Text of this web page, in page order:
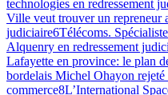
technologies en redressement
Ville veut trouver un repreneur
judiciaire6Télécoms.
Alquenry en redressement
Lafayette en province: le plan
bordelais Michel Ohayon
commerce8L’International